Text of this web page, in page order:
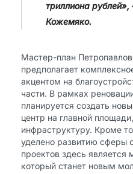
триллиона
Кожемяко.
Мастер-план
предполагает
акцентом на
части. В рамках
планируется создать
центр на главной
инфраструктуру. Кроме
уделено развитию сферы
проектов здесь
который станет новым